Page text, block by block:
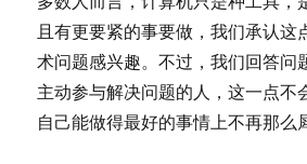
且有更要紧的事要做，我们承认
术问题感兴趣。不过，我们回答问
主动参与解决问题的人，这一点
自己能做得最好的事情上不再那么